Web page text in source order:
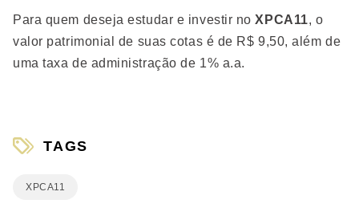
Para quem deseja estudar e investir noXPCA11, o
valor patrimonial de suas cotas é de R$ 9,50, além de
uma taxa de administração de 1% a.a.
TAGS
XPCA11